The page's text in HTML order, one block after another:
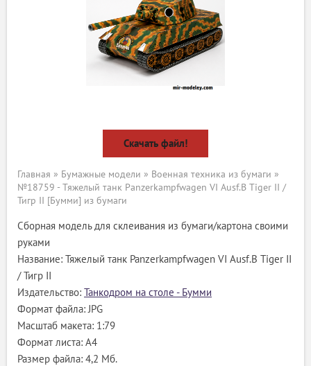
Скачать файл!
Главная » Бумажные модели » Военная техника из бумаги »
№18759 - Тяжелый танк Panzerkampfwagen VI Ausf.B Tiger II /
Тигр II [Бумми] из бумаги
Сборная модель для склеивания из бумаги/картона своими
руками
Название: Тяжелый танк Panzerkampfwagen VI Ausf.B Tiger II
/ Тигр II
Издательство: Танкодром на столе - Бумми
Формат файла: JPG
Масштаб макета: 1:79
Формат листа: А4
Размер файла: 4,2 Мб.